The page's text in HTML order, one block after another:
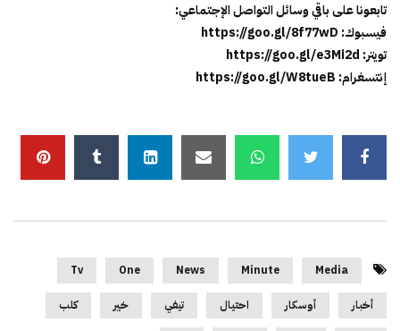
تابعونا على باقي وسائل التواصل الإجتماعي:
فيسبوك: https://goo.gl/8f77wD
تويتر: https://goo.gl/e3Mi2d
إنتسغرام: https://goo.gl/W8tueB
Media
Minute
News
One
Tv
أخبار أوسكار احتيال تيفي خير كلب